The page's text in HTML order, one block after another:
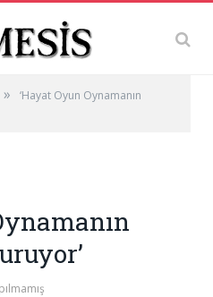
»
‘Hayat Oyun Oynamanın